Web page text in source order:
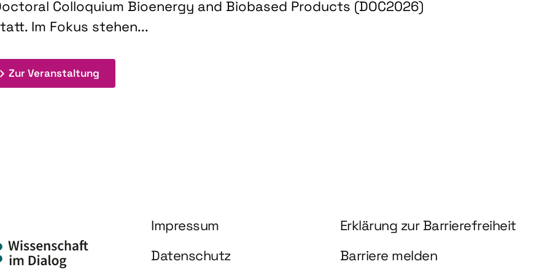
Colloquium Bioenergy and Biobased Products (DOC2026)
Im Fokus stehen...
Zur Veranstaltung: 9th Doctoral Colloquium BIOENERGY AND BIOBASED PRODUCTS
Information und Service
Impressum
Erklärung zur Barrierefreiheit
Datenschutz
Barriere melden